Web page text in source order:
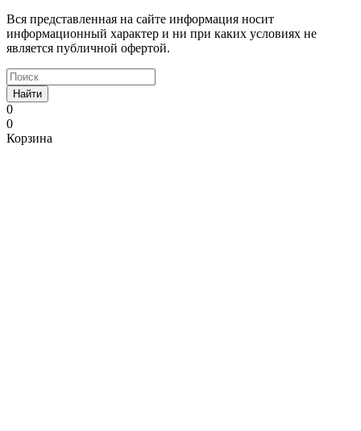
Вся представленная на сайте информация носит
информационный характер и ни при каких условиях не
является публичной офертой.
Найти
0
0
Корзина